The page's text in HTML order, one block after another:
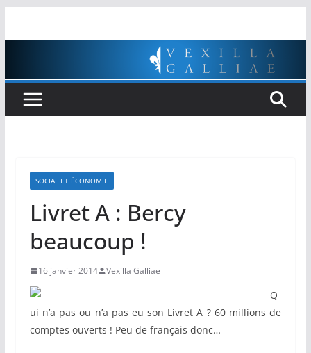
SOCIAL ET ÉCONOMIE
Livret A : Bercy
beaucoup !
16 janvier 2014 Vexilla Galliae
Q
ui n’a pas ou n’a pas eu son Livret A ? 60 millions de
comptes ouverts ! Peu de français donc…